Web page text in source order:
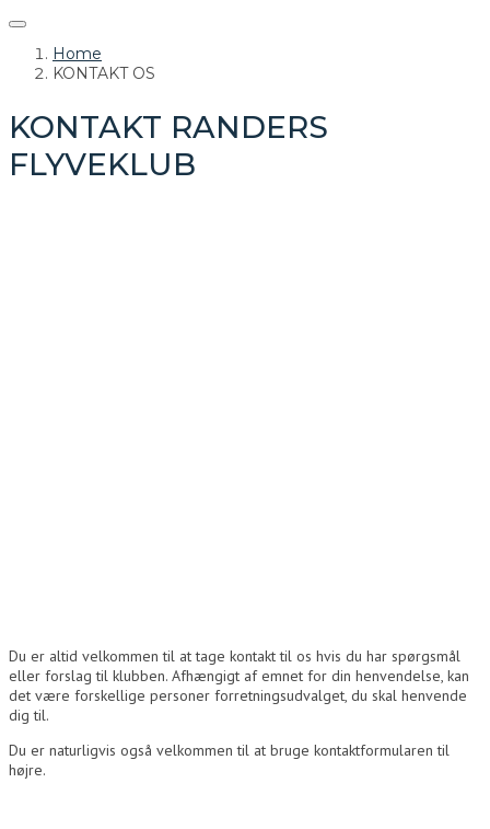
Home
KONTAKT OS
KONTAKT RANDERS
FLYVEKLUB
Du er altid velkommen til at tage kontakt til os hvis du har spørgsmål
eller forslag til klubben. Afhængigt af emnet for din henvendelse, kan
det være forskellige personer forretningsudvalget, du skal henvende
dig til.
Du er naturligvis også velkommen til at bruge kontaktformularen til
højre.